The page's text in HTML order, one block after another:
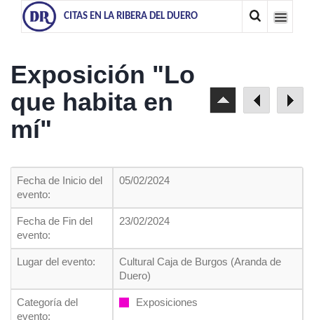
CITAS EN LA RIBERA DEL DUERO
Exposición "Lo
que habita en
mí"
Fecha de Inicio del
evento:
05/02/2024
Fecha de Fin del
evento:
23/02/2024
Lugar del evento:
Cultural Caja de Burgos (Aranda de
Duero)
Categoría del
evento:
Exposiciones